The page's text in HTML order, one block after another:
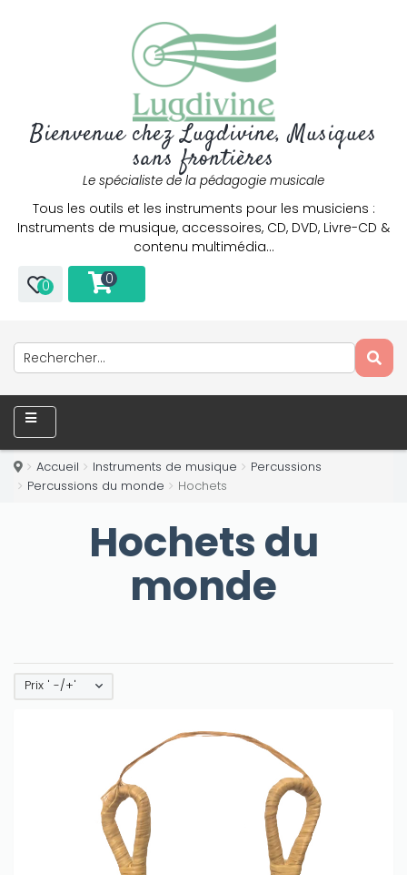
Bienvenue chez Lugdivine, Musiques
sans frontières
Le spécialiste de la pédagogie musicale
Tous les outils et les instruments pour les musiciens :
Instruments de musique, accessoires, CD, DVD, Livre-CD &
contenu multimédia…
0 0
Accueil Instruments de musique
Percussions
Percussions du monde
Hochets
Hochets du
monde
Prix ' -/+'